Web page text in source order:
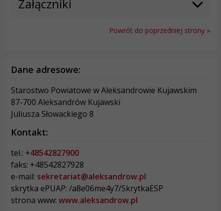
Załączniki
Powrót do poprzedniej strony »
Dane adresowe:
Starostwo Powiatowe w Aleksandrowie Kujawskim
87-700 Aleksandrów Kujawski
Juliusza Słowackiego 8
Kontakt:
tel.: +48542827900
faks: +48542827928
e-mail: sekretariat@aleksandrow.pl
skrytka ePUAP: /a8e06me4y7/SkrytkaESP
strona www: www.aleksandrow.pl